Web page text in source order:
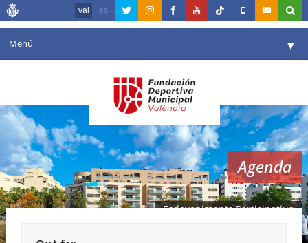
val es
Menú ▼
Agenda
Instal·lacions ▼
Comunicació ▼
València en esport ▼
Agenda
Esdeveniments Participatius